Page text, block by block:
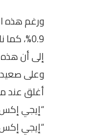
ورغم هذه
إلى أن هذه
“إيجي إكس 100 متساوي الأوزان” نموًا بنسبة 3.88% ليغلق عند